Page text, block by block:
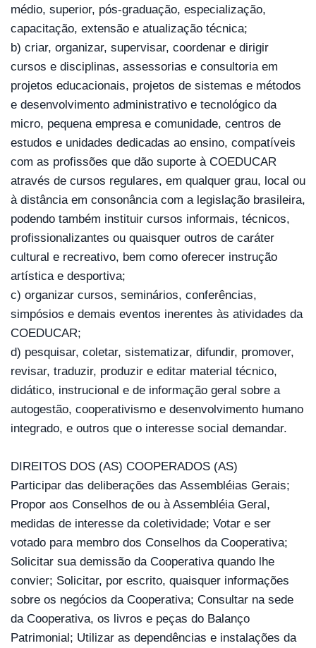
médio, superior, pós-graduação, especialização,
capacitação, extensão e atualização técnica;
b) criar, organizar, supervisar, coordenar e dirigir
cursos e disciplinas, assessorias e consultoria em
projetos educacionais, projetos de sistemas e métodos
e desenvolvimento administrativo e tecnológico da
micro, pequena empresa e comunidade, centros de
estudos e unidades dedicadas ao ensino, compatíveis
com as profissões que dão suporte à COEDUCAR
através de cursos regulares, em qualquer grau, local ou
à distância em consonância com a legislação brasileira,
podendo também instituir cursos informais, técnicos,
profissionalizantes ou quaisquer outros de caráter
cultural e recreativo, bem como oferecer instrução
artística e desportiva;
c) organizar cursos, seminários, conferências,
simpósios e demais eventos inerentes às atividades da
COEDUCAR;
d) pesquisar, coletar, sistematizar, difundir, promover,
revisar, traduzir, produzir e editar material técnico,
didático, instrucional e de informação geral sobre a
autogestão, cooperativismo e desenvolvimento humano
integrado, e outros que o interesse social demandar.
DIREITOS DOS (AS) COOPERADOS (AS)
Participar das deliberações das Assembléias Gerais;
Propor aos Conselhos de ou à Assembléia Geral,
medidas de interesse da coletividade; Votar e ser
votado para membro dos Conselhos da Cooperativa;
Solicitar sua demissão da Cooperativa quando lhe
convier; Solicitar, por escrito, quaisquer informações
sobre os negócios da Cooperativa; Consultar na sede
da Cooperativa, os livros e peças do Balanço
Patrimonial; Utilizar as dependências e instalações da